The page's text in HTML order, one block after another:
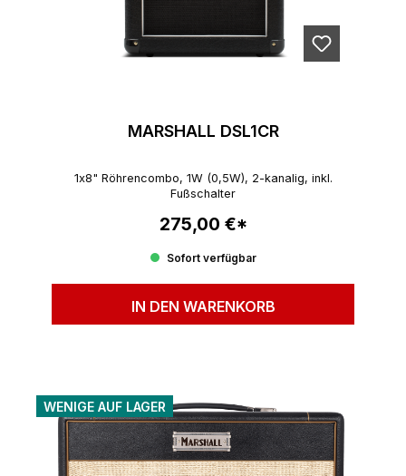
MARSHALL DSL1CR
1x8" Röhrencombo, 1W (0,5W), 2-kanalig, inkl.
Fußschalter
Regulärer Preis:
275,00 €*
Sofort verfügbar
IN DEN WARENKORB
WENIGE AUF LAGER